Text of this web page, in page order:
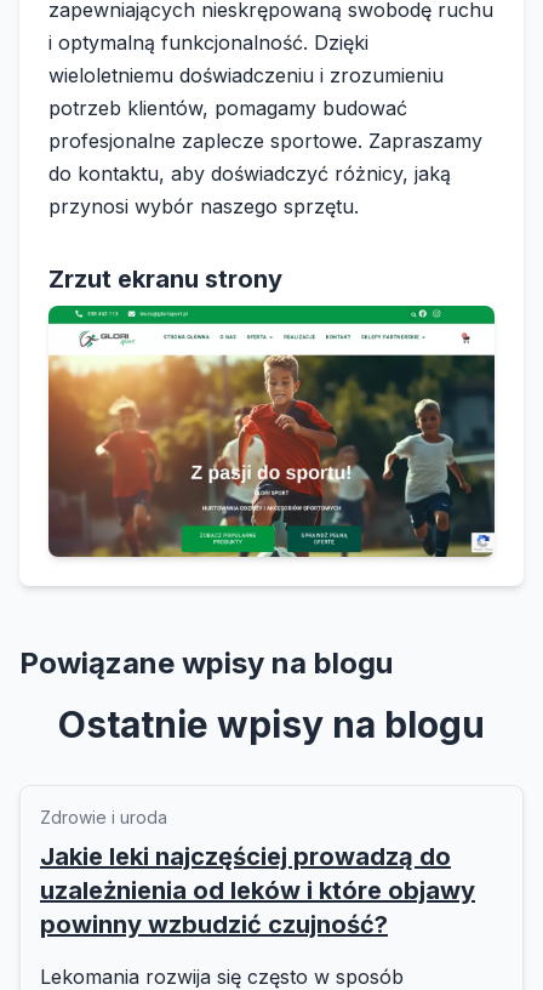
zapewniających nieskrępowaną swobodę ruchu
i optymalną funkcjonalność. Dzięki
wieloletniemu doświadczeniu i zrozumieniu
potrzeb klientów, pomagamy budować
profesjonalne zaplecze sportowe. Zapraszamy
do kontaktu, aby doświadczyć różnicy, jaką
przynosi wybór naszego sprzętu.
Zrzut ekranu strony
Powiązane wpisy na blogu
Ostatnie wpisy na blogu
Zdrowie i uroda
Jakie leki najczęściej prowadzą do
uzależnienia od leków i które objawy
powinny wzbudzić czujność?
Lekomania rozwija się często w sposób